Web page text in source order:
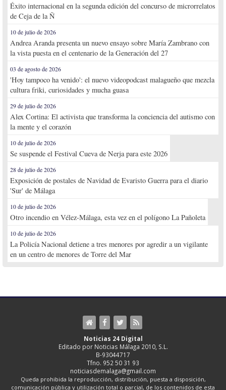
Éxito internacional en la segunda edición del concurso de microrrelatos
de Ceja de la Ñ
10 de julio de 2026
Andrea Aranda presenta un nuevo ensayo sobre María Zambrano con
la vista puesta en el centenario de la Generación del 27
03 de agosto de 2026
'Hoy tampoco ha venido': el nuevo videopodcast malagueño que mezcla
cultura friki, curiosidades y mucha guasa
29 de julio de 2026
Alex Cortina: El activista que transforma la conciencia del autismo con
la mente y el corazón
10 de julio de 2026
Se suspende el Festival Cueva de Nerja para este 2026
28 de julio de 2026
Exposición de postales de Navidad de Evaristo Guerra para el diario
'Sur' de Málaga
10 de julio de 2026
Otro incendio en Vélez-Málaga, esta vez en el polígono La Pañoleta
10 de julio de 2026
La Policía Nacional detiene a tres menores por agredir a un vigilante
en un centro de menores de Torre del Mar
Noticias 24 Digital
Editado por Noticias Málaga 2010, S.L.
B-93044717
Tfno. 952 50 31 93
noticiasdemalaga@gmail.com
Queda prohibida la reproducción, distribución, puesta a disposición,
comunicación pública y utilización total o parcial, de los contenidos de esta